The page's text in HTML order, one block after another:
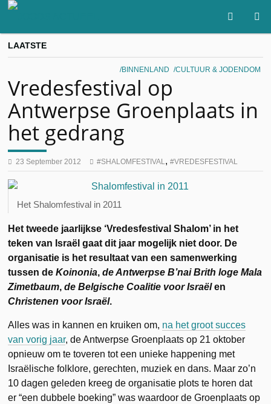
LAATSTE
BINNENLAND CULTUUR & JODENDOM
Vredesfestival op
Antwerpse Groenplaats in
het gedrang
23 September 2012 SHALOMFESTIVAL, VREDESFESTIVAL
Het Shalomfestival in 2011
Het tweede jaarlijkse ‘Vredesfestival Shalom’ in het
teken van Israël gaat dit jaar mogelijk niet door. De
organisatie is het resultaat van een samenwerking
tussen deKoinonia,de Antwerpse B’nai Brith loge Mala
Zimetbaum,de Belgische Coalitie voor Israëlen
Christenen voor Israël.
Alles was in kannen en kruiken om, na het groot succes
van vorig jaar, de Antwerpse Groenplaats op 21 oktober
opnieuw om te toveren tot een unieke happening met
Israëlische folklore, gerechten, muziek en dans. Maar zo’n
10 dagen geleden kreeg de organisatie plots te horen dat
er “een dubbele boeking” was waardoor de Groenplaats op